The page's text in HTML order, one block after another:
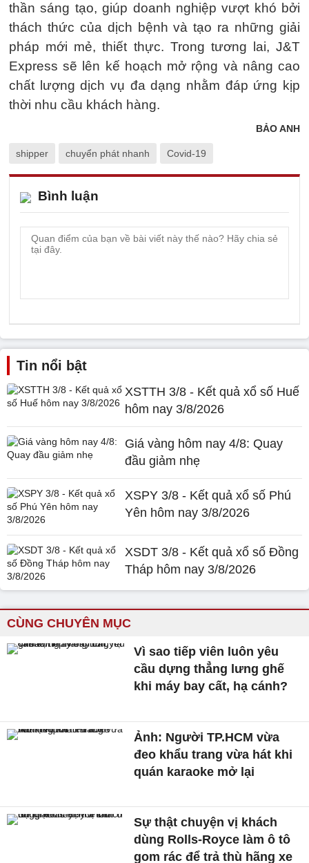
thần sáng tạo, giúp doanh nghiệp vượt khó bởi
thách thức của dịch bệnh và tạo ra những giải
pháp mới mẻ, thiết thực. Trong tương lai, J&T
Express sẽ lên kế hoạch mở rộng và nâng cao
chất lượng dịch vụ đa dạng nhằm đáp ứng kịp
thời nhu cầu khách hàng.
BẢO ANH
shipper chuyển phát nhanh Covid-19
Bình luận
Tin nổi bật
XSTTH 3/8 - Kết quả xổ số Huế
hôm nay 3/8/2026
Giá vàng hôm nay 4/8: Quay
đầu giảm nhẹ
XSPY 3/8 - Kết quả xổ số Phú
Yên hôm nay 3/8/2026
XSDT 3/8 - Kết quả xổ số Đồng
Tháp hôm nay 3/8/2026
CÙNG CHUYÊN MỤC
Vì sao tiếp viên luôn yêu
cầu dựng thẳng lưng ghế
khi máy bay cất, hạ cánh?
Ảnh: Người TP.HCM vừa
đeo khẩu trang vừa hát khi
quán karaoke mở lại
Sự thật chuyện vị khách
dùng Rolls-Royce làm ô tô
gom rác để trả thù hãng xe